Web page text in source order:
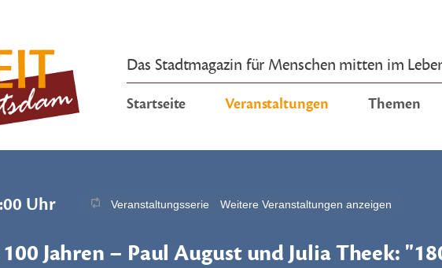
Das Stadtmagazin für Menschen mitten im
Startseite Veranstaltungen Themen
Uhr Veranstaltungsserie Weitere Veranstaltungen anzeigen
Jahren – Paul August und Julia Theek: